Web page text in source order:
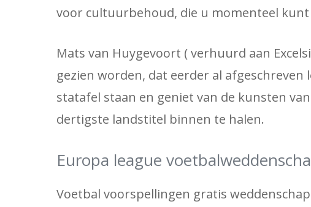
voor cultuurbehoud, die u momenteel
Mats van Huygevoort ( verhuurd aan
gezien worden, dat eerder al
statafel staan ​​en geniet van de kunsten
dertigste landstitel binnen te halen.
Europa league
Voetbal voorspellingen gratis